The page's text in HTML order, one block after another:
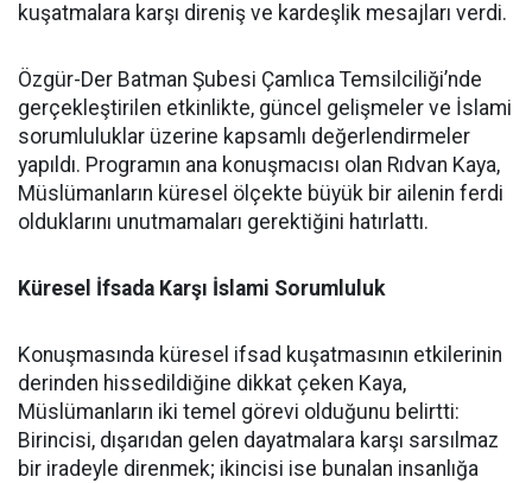
kuşatmalara karşı direniş ve kardeşlik mesajları verdi.
Özgür-Der Batman Şubesi Çamlıca Temsilciliği’nde
gerçekleştirilen etkinlikte, güncel gelişmeler ve İslami
sorumluluklar üzerine kapsamlı değerlendirmeler
yapıldı. Programın ana konuşmacısı olan Rıdvan Kaya,
Müslümanların küresel ölçekte büyük bir ailenin ferdi
olduklarını unutmamaları gerektiğini hatırlattı.
Küresel İfsada Karşı İslami Sorumluluk
Konuşmasında küresel ifsad kuşatmasının etkilerinin
derinden hissedildiğine dikkat çeken Kaya,
Müslümanların iki temel görevi olduğunu belirtti:
Birincisi, dışarıdan gelen dayatmalara karşı sarsılmaz
bir iradeyle direnmek; ikincisi ise bunalan insanlığa